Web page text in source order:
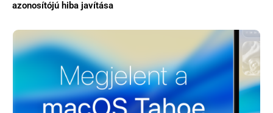
azonosítójú hiba javítása
Főoldal
Közösség